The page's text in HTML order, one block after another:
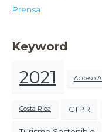
Prensa
Keyword
2021 Acceso
Costa Rica CTPR